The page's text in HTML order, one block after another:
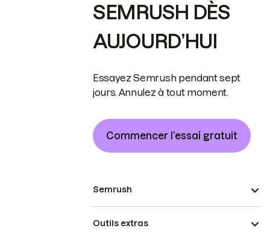
SEMRUSH DÈS
AUJOURD’HUI
Essayez Semrush pendant sept
jours. Annulez à tout moment.
Commencer l’essai gratuit
Semrush
Outils extras